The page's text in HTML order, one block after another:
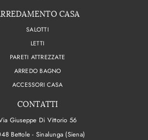
CASA
SALOTTI
LETTI
PARETI ATTREZZATE
ARREDO BAGNO
ACCESSORI CASA
CONTATTI
Giuseppe Di Vittorio 56
Bettole - Sinalunga (Siena)